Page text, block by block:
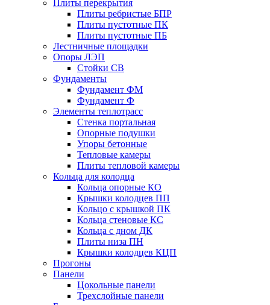
Плиты перекрытия
Плиты ребристые БПР
Плиты пустотные ПК
Плиты пустотные ПБ
Лестничные площадки
Опоры ЛЭП
Стойки СВ
Фундаменты
Фyндамент ФМ
Фyндамент Ф
Элементы теплотрасс
Стенка портальная
Опорные подушки
Упоры бетонные
Тепловые камеры
Плиты тепловой камеры
Кольца для колодца
Кольца опорные КО
Крышки колодцев ПП
Кольцо с крышкой ПК
Кольца стеновые КС
Кольца с дном ДК
Плиты низа ПН
Крышки колодцев КЦП
Прогоны
Панели
Цокольные панели
Трехслойные панели